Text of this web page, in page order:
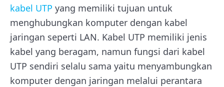
kabel UTP yang memiliki tujuan untuk
menghubungkan komputer dengan kabel
jaringan seperti LAN. Kabel UTP memiliki jenis
kabel yang beragam, namun fungsi dari kabel
UTP sendiri selalu sama yaitu menyambungkan
komputer dengan jaringan melalui perantara